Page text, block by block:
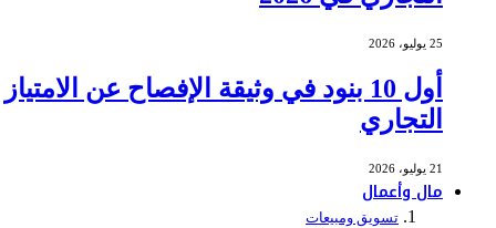
25 يوليو، 2026
أول 10 بنود في وثيقة الإفصاح عن الامتياز
التجاري
21 يوليو، 2026
مال وأعمال
تسويق ومبيعات